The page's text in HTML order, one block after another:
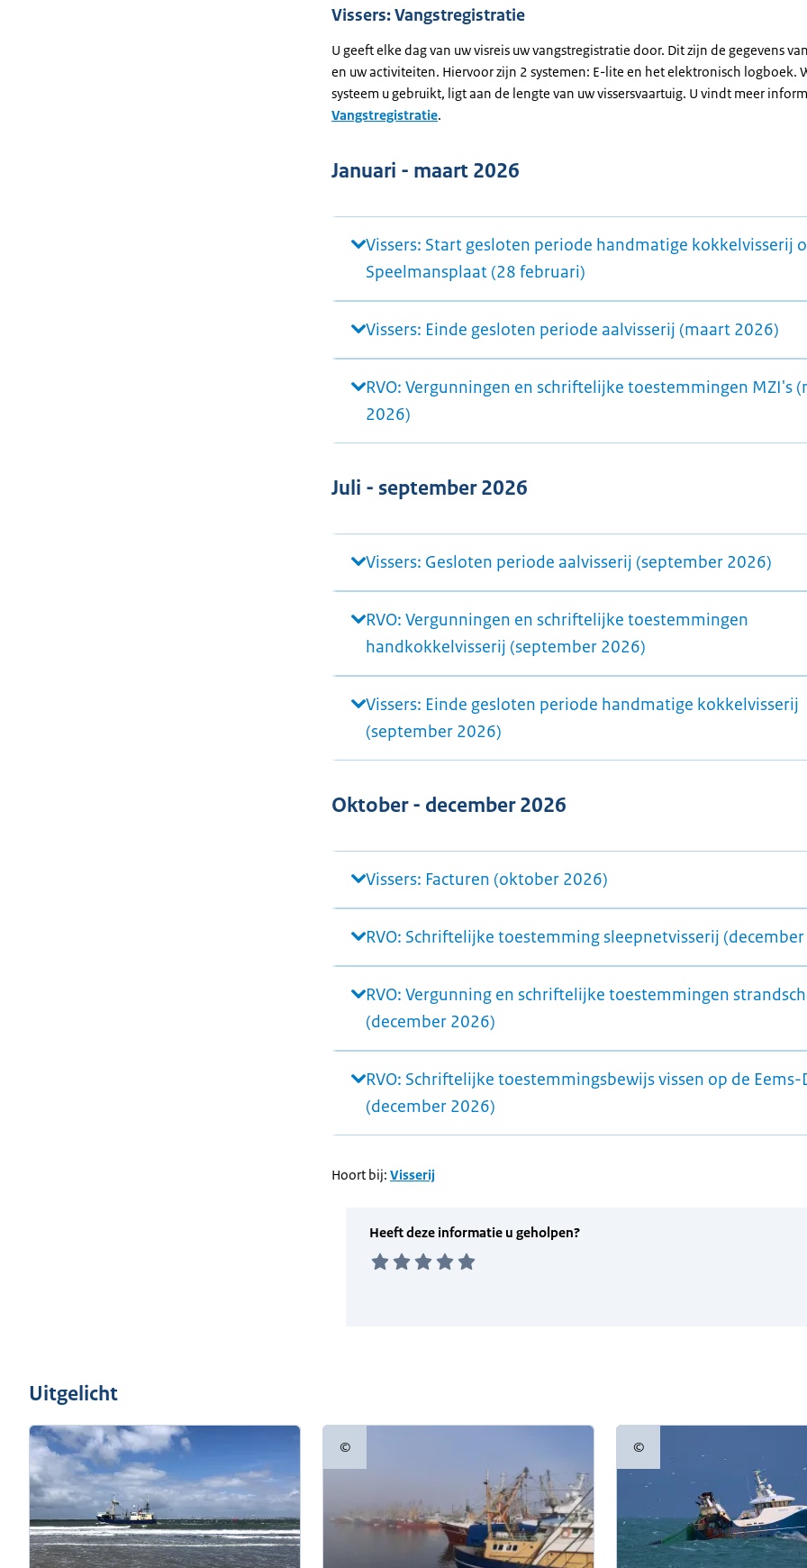
Vissers: Vangstregistratie
U geeft elke dag van uw visreis uw vangstregistratie door. Dit zijn de gegevens
en uw activiteiten. Hiervoor zijn 2 systemen: E-lite en het elektronisch logboek.
systeem u gebruikt, ligt aan de lengte van uw vissersvaartuig. U vindt meer
Vangstregistratie.
Januari - maart 2026
Vissers: Start gesloten periode handmatige kokkelvisserij
Speelmansplaat (28 februari)
Vissers: Einde gesloten periode aalvisserij (maart 2026)
RVO: Vergunningen en schriftelijke toestemmingen MZI's
2026)
Juli - september 2026
Vissers: Gesloten periode aalvisserij (september 2026)
RVO: Vergunningen en schriftelijke toestemmingen
handkokkelvisserij (september 2026)
Vissers: Einde gesloten periode handmatige kokkelvisserij
(september 2026)
Oktober - december 2026
Vissers: Facturen (oktober 2026)
RVO: Schriftelijke toestemming sleepnetvisserij
RVO: Vergunning en schriftelijke toestemmingen
(december 2026)
RVO: Schriftelijke toestemmingsbewijs vissen op de
(december 2026)
Hoort bij: Visserij
Uitgelicht
©Copyrightinformatie ©Copyrightinformatie